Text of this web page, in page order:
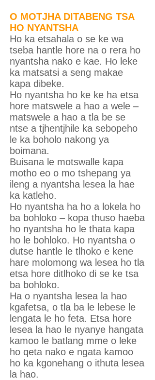
O MOTJHA DITABENG TSA
HO NYANTSHA
Ho ka etsahala o se ke wa
tseba hantle hore na o rera ho
nyantsha nako e kae. Ho leke
ka matsatsi a seng makae
kapa dibeke.
Ho nyantsha ho ke ke ha etsa
hore matswele a hao a wele –
matswele a hao a tla be se
ntse a tjhentjhile ka sebopeho
le ka boholo nakong ya
boimana.
Buisana le motswalle kapa
motho eo o mo tshepang ya
ileng a nyantsha lesea la hae
ka katleho.
Ho nyantsha ha ho a lokela ho
ba bohloko – kopa thuso haeba
ho nyantsha ho le thata kapa
ho le bohloko. Ho nyantsha o
dutse hantle le tlhoko e kene
hare molomong wa lesea ho tla
etsa hore ditlhoko di se ke tsa
ba bohloko.
Ha o nyantsha lesea la hao
kgafetsa, o tla ba le lebese le
lengata le ho feta. Etsa hore
lesea la hao le nyanye hangata
kamoo le batlang mme o leke
ho qeta nako e ngata kamoo
ho ka kgonehang o ithuta lesea
la hao.